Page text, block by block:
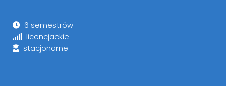
6 semestrów
licencjackie
stacjonarne